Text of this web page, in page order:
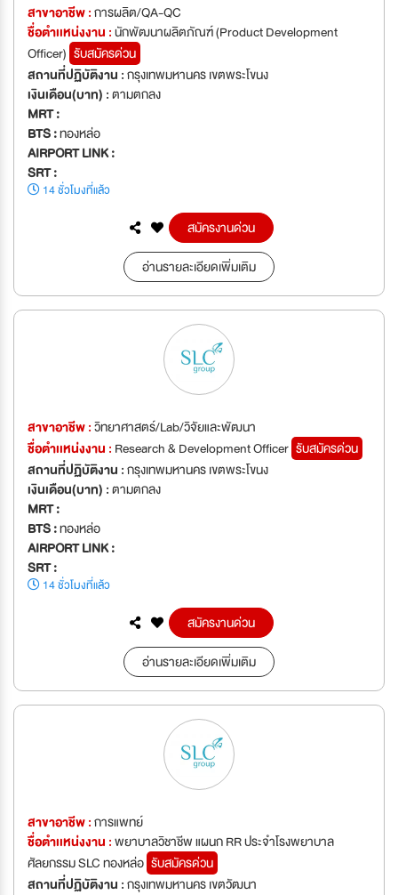
สาขาอาชีพ :การผลิต/QA-QC
ชื่อตำเเหน่งงาน :นักพัฒนาผลิตภัณฑ์ (Product Development
Officer) รับสมัครด่วน
สถานที่ปฏิบัติงาน :กรุงเทพมหานคร เขตพระโขนง
เงินเดือน(บาท) :ตามตกลง
MRT :
BTS :ทองหล่อ
AIRPORT LINK :
SRT :
14 ชั่วโมงที่แล้ว
สมัครงานด่วน
อ่านรายละเอียดเพิ่มเติม
สาขาอาชีพ :วิทยาศาสตร์/Lab/วิจัยและพัฒนา
ชื่อตำเเหน่งงาน : Research & Development Officer รับสมัครด่วน
สถานที่ปฏิบัติงาน :กรุงเทพมหานคร เขตพระโขนง
เงินเดือน(บาท) :ตามตกลง
MRT :
BTS :ทองหล่อ
AIRPORT LINK :
SRT :
14 ชั่วโมงที่แล้ว
สมัครงานด่วน
อ่านรายละเอียดเพิ่มเติม
สาขาอาชีพ :การแพทย์
ชื่อตำเเหน่งงาน :พยาบาลวิชาชีพ แผนก RR ประจำโรงพยาบาล
ศัลยกรรม SLC ทองหล่อ รับสมัครด่วน
สถานที่ปฏิบัติงาน :กรุงเทพมหานคร เขตวัฒนา